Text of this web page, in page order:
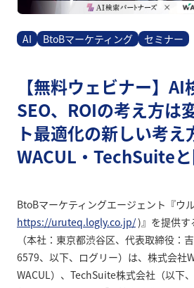
AI BtoBマーケティング セミナー
【無料ウェビナー】
SEO、ROIの考え方は
ト最適化の新しい考え
WACUL・TechSuite
BtoBマーケティングエージェント『ウ
https://uruteq.logly.co.jp/)』を提供す
（本社：東京都渋谷区、代表取締役：
6579、以下、ログリー）は、株式会社
WACUL）、TechSuite株式会社（以下